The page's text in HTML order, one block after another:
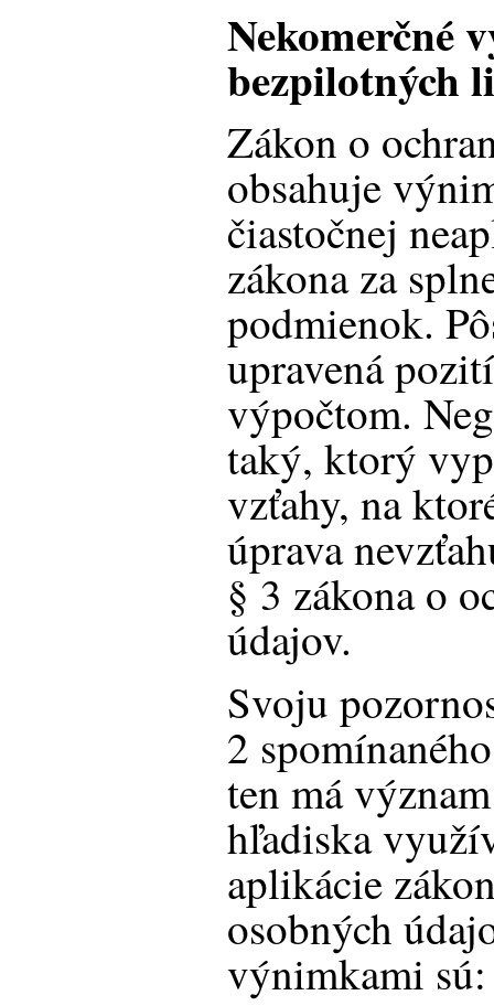
Nekomerčné
bezpilotných
Zákon o
obsahuje
čiastočnej
zákona za
podmienok.
upravená
výpočtom.
taký, ktorý
vzťahy, na
úprava
§ 3 zákona o
údajov.
Svoju
2
ten má
hľadiska
aplikácie
osobných
výnimkami sú: